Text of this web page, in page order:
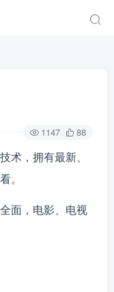
1147 88
术，拥有最新、
。
面，电影、电视